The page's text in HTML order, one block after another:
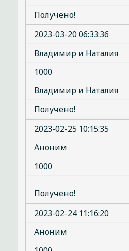
Получено!
2023-03-20 06:33:36
Владимир и Наталия
1000
Владимир и Наталия
Получено!
2023-02-25 10:15:35
Аноним
1000
Получено!
2023-02-24 11:16:20
Аноним